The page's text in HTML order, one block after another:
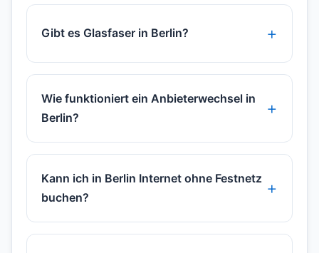
Gibt es Glasfaser in Berlin?
Wie funktioniert ein Anbieterwechsel in
Berlin?
Kann ich in Berlin Internet ohne Festnetz
buchen?